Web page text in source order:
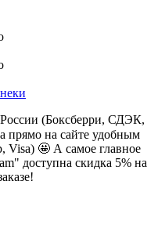
России (Боксберри, СДЭК,
прямо на сайте удобным
🤩 А самое главное
доступна скидка 5% на